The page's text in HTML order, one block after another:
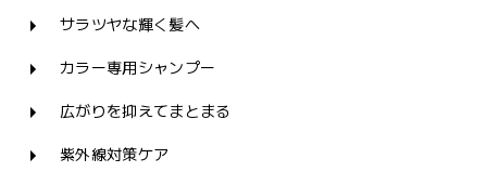
サラツヤな輝く髪へ
カラー専用シャンプー
広がりを抑えてまとまる
紫外線対策ケア